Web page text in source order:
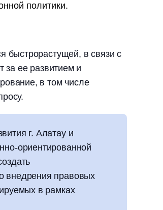
политики.
быстрорастущей, в связи с
за ее развитием и
в том числе
г. Алатау и
ориентированной
внедрения правовых
в рамках